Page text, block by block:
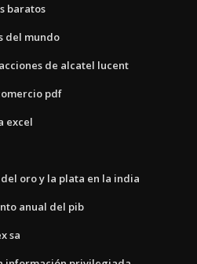
baratos
del mundo
de alcatel lucent
pdf
excel
oro y la plata en la india
anual del pib
sa